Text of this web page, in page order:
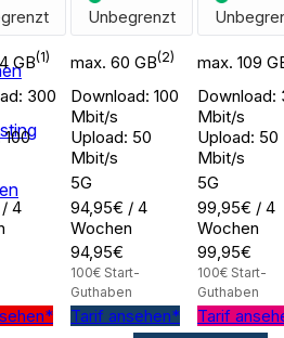
Unbegrenzt
GB(1) max. 60 GB(2) max. 109
300
Download: 100
Mbit/s
Upload: 50
Mbit/s
Download:
Mbit/s
Upload: 50
Mbit/s
5G
5G
4
94,95€ / 4
Wochen
99,95€ / 4
Wochen
94,95€
100€ Start-
Guthaben
99,95€
100€ Start-
Guthaben
Tarif ansehen* Tarif